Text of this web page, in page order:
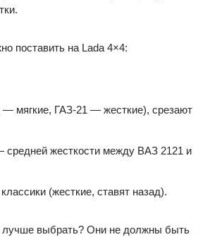
поставить на Lada 4×4:
— мягкие, ГАЗ-21 — жесткие), срезают
жесткости между ВАЗ 2121 и
(жесткие, ставят назад).
лучше выбрать? Они не должны быть